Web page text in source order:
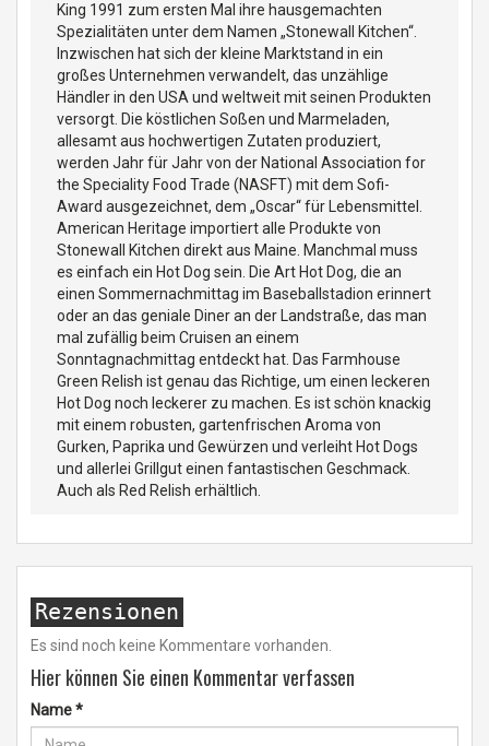
King 1991 zum ersten Mal ihre hausgemachten
Spezialitäten unter dem Namen „Stonewall Kitchen“.
Inzwischen hat sich der kleine Marktstand in ein
großes Unternehmen verwandelt, das unzählige
Händler in den USA und weltweit mit seinen Produkten
versorgt. Die köstlichen Soßen und Marmeladen,
allesamt aus hochwertigen Zutaten produziert,
werden Jahr für Jahr von der National Association for
the Speciality Food Trade (NASFT) mit dem Sofi-
Award ausgezeichnet, dem „Oscar“ für Lebensmittel.
American Heritage importiert alle Produkte von
Stonewall Kitchen direkt aus Maine. Manchmal muss
es einfach ein Hot Dog sein. Die Art Hot Dog, die an
einen Sommernachmittag im Baseballstadion erinnert
oder an das geniale Diner an der Landstraße, das man
mal zufällig beim Cruisen an einem
Sonntagnachmittag entdeckt hat. Das Farmhouse
Green Relish ist genau das Richtige, um einen leckeren
Hot Dog noch leckerer zu machen. Es ist schön knackig
mit einem robusten, gartenfrischen Aroma von
Gurken, Paprika und Gewürzen und verleiht Hot Dogs
und allerlei Grillgut einen fantastischen Geschmack.
Auch als Red Relish erhältlich.
Rezensionen
Es sind noch keine Kommentare vorhanden.
Hier können Sie einen Kommentar verfassen
Name*